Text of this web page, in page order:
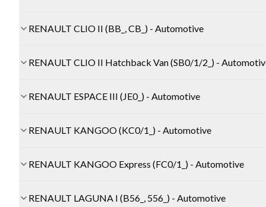
RENAULT CLIO II (BB_, CB_) - Automotive
RENAULT CLIO II Hatchback Van (SB0/1/2_) -
RENAULT ESPACE III (JE0_) - Automotive
RENAULT KANGOO (KC0/1_) - Automotive
RENAULT KANGOO Express (FC0/1_) - Automotive
RENAULT LAGUNA I (B56_, 556_) - Automotive